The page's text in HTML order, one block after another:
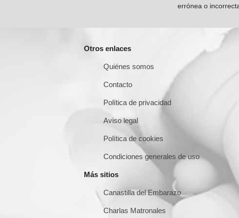
errónea o
Otros enlaces
Quiénes somos
Contacto
Política de privacidad
Aviso legal
Política de cookies
Condiciones generales de uso
Más sitios
Canastilla del Embarazo
Charlas Matronales